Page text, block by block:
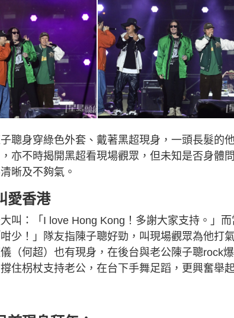
聰身穿綠色外套、戴著黑超現身，一頭長髮的
亦不時揭開黑超看現場觀眾，但未知是否身體
晰及不夠氣。
愛香港
叫：「I love Hong Kong！多謝大家支持。」
少！」隊友指陳子聰好勁，叫現場觀眾為他打
（何超）也有現身，在後台與老公陳子聰rock
住枴杖支持老公，在台下手舞足蹈，更興奮舉